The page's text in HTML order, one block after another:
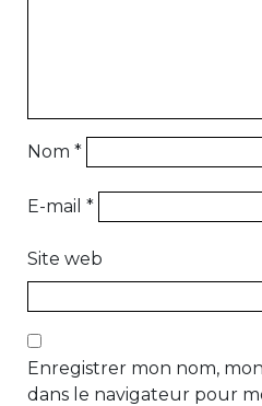
Nom *
E-mail *
Site web
Enregistrer mon nom,
dans le navigateur pour